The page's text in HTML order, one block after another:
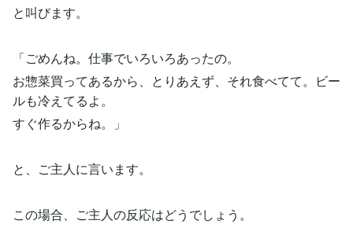
と叫びます。
「ごめんね。仕事でいろいろあったの。
お惣菜買ってあるから、とりあえず、それ食べてて。ビー
ルも冷えてるよ。
すぐ作るからね。」
と、ご主人に言います。
この場合、ご主人の反応はどうでしょう。